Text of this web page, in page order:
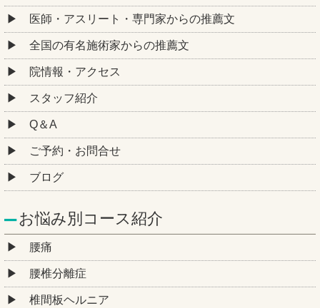
医師・アスリート・専門家からの推薦文
全国の有名施術家からの推薦文
院情報・アクセス
スタッフ紹介
Q＆A
ご予約・お問合せ
ブログ
お悩み別コース紹介
腰痛
腰椎分離症
椎間板ヘルニア